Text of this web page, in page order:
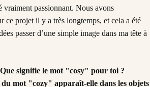
vraiment passionnant. Nous avons
ce projet il y a très longtemps, et cela a été
passer d’une simple image dans ma tête à
signifie le mot "cosy" pour toi ?
mot "cozy" apparaît-elle dans les objets